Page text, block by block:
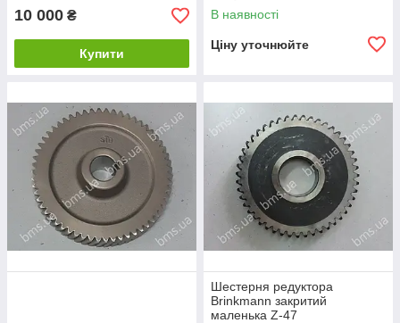
10 000 ₴
Купити
В наявності
Ціну уточнюйте
Шестерня редуктора
Brinkmann закритий
маленька Z-47